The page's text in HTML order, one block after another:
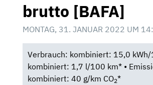
brutto [BAFA]
MONTAG, 31. JANUAR 2022 UM
Verbrauch: kombiniert: 15,0 kWh/
kombiniert: 1,7 l/100 km* •
kombiniert: 40 g/km CO2*